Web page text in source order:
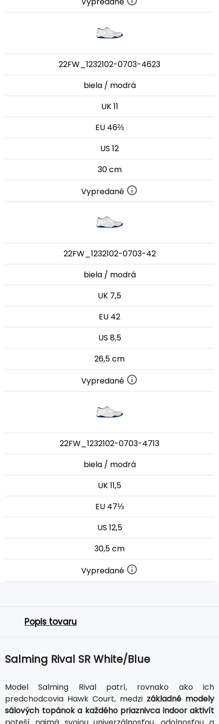
22FW_1232102-0703-4623
biela / modrá
UK 11
EU 46⅔
US 12
30 cm
Vypredané
22FW_1232102-0703-42
biela / modrá
UK 7,5
EU 42
US 8,5
26,5 cm
Vypredané
22FW_1232102-0703-4713
biela / modrá
UK 11,5
EU 47⅓
US 12,5
30,5 cm
Vypredané
Popis tovaru
Salming Rival SR White/Blue
Model Salming Rival patrí, rovnako ako ich
predchodcovia Hawk Court, medzi základné modely
sálových topánok a každého priaznivca indoor aktivít